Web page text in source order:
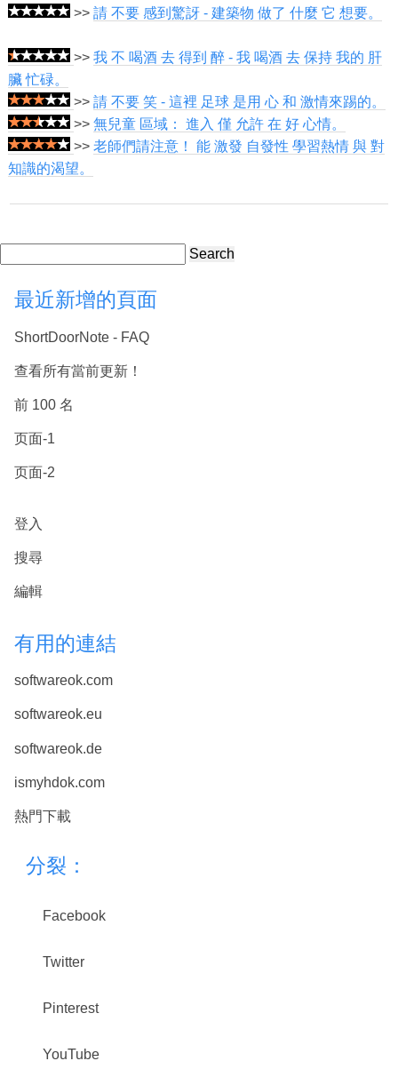
>> 請 不要 感到驚訝 - 建築物 做了 什麼 它 想要。
>> 我 不 喝酒 去 得到 醉 - 我 喝酒 去 保持 我的 肝
臟 忙碌。
>> 請 不要 笑 - 這裡 足球 是用 心 和 激情來踢的。
>> 無兒童 區域： 進入 僅 允許 在 好 心情。
>> 老師們請注意！ 能 激發 自發性 學習熱情 與 對
知識的渴望。
Search
最近新增的頁面
ShortDoorNote - FAQ
查看所有當前更新！
前 100 名
页面-1
页面-2
登入
搜尋
編輯
有用的連結
softwareok.com
softwareok.eu
softwareok.de
ismyhdok.com
熱門下載
分裂：
Facebook
Twitter
Pinterest
YouTube